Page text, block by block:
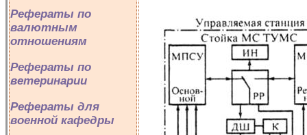
Рефераты по
валютным
отношениям
Рефераты по
ветеринарии
Рефераты для
военной кафедры